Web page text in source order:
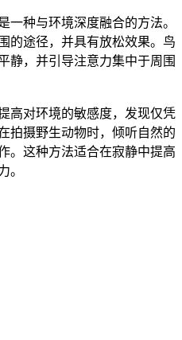
一种与环境深度融合的方法。
的途径，并具有放松效果。鸟
静，并引导注意力集中于周围
高对环境的敏感度，发现仅凭
拍摄野生动物时，倾听自然的
。这种方法适合在寂静中提高
。